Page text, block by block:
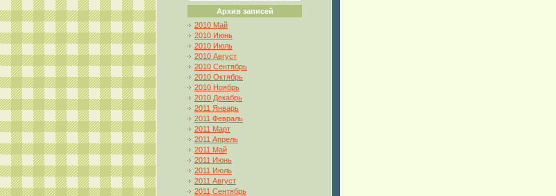
Архив записей
2010 Май
2010 Июнь
2010 Июль
2010 Август
2010 Сентябрь
2010 Октябрь
2010 Ноябрь
2010 Декабрь
2011 Январь
2011 Февраль
2011 Март
2011 Апрель
2011 Май
2011 Июнь
2011 Июль
2011 Август
2011 Сентябрь